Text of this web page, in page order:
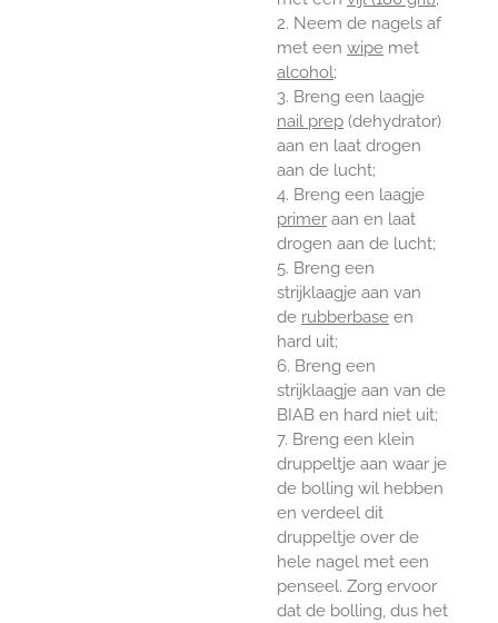
2. Neem de nagels af
met een wipe met
alcohol;
3. Breng een laagje
nail prep (dehydrator)
aan en laat drogen
aan de lucht;
4. Breng een laagje
primer aan en laat
drogen aan de lucht;
5. Breng een
strijklaagje aan van
de rubberbase en
hard uit;
6. Breng een
strijklaagje aan van de
BIAB en hard niet uit;
7. Breng een klein
druppeltje aan waar je
de bolling wil hebben
en verdeel dit
druppeltje over de
hele nagel met een
penseel. Zorg ervoor
dat de bolling, dus het